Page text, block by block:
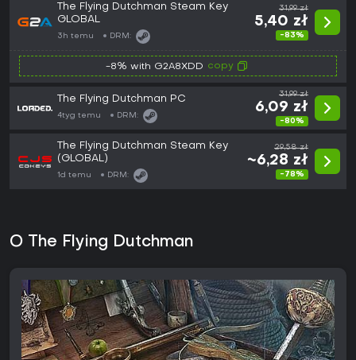
The Flying Dutchman Steam Key
GLOBAL
3h temu DRM:
31,99 zł
5,40 zł
-83%
-8% with G2A8XDD copy
The Flying Dutchman PC
4tyg temu DRM:
31,99 zł
6,09 zł
-80%
The Flying Dutchman Steam Key
(GLOBAL)
1d temu DRM:
29,58 zł
~6,28 zł
-78%
O The Flying Dutchman